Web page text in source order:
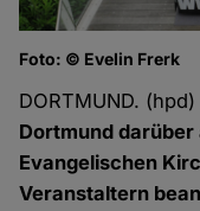
Foto: © Evelin Frerk
DORTMUND.
Dortmund
Evangelischen
Veranstaltern